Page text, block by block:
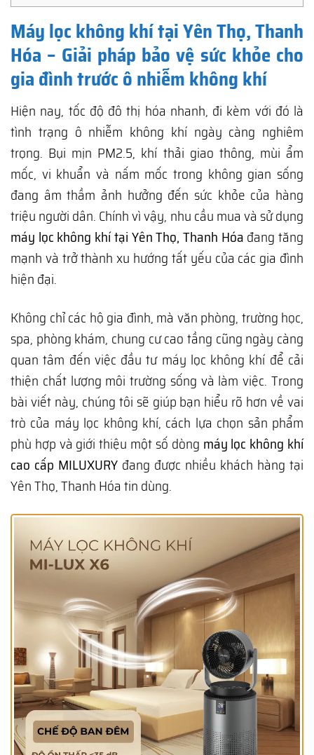
Máy lọc không khí tại Yên Thọ, Thanh
Hóa – Giải pháp bảo vệ sức khỏe cho
gia đình trước ô nhiễm không khí
Hiện nay, tốc độ đô thị hóa nhanh, đi kèm với đó là
tình trạng ô nhiễm không khí ngày càng nghiêm
trọng. Bụi mịn PM2.5, khí thải giao thông, mùi ẩm
mốc, vi khuẩn và nấm mốc trong không gian sống
đang âm thầm ảnh hưởng đến sức khỏe của hàng
triệu người dân. Chính vì vậy, nhu cầu mua và sử dụng
máy lọc không khí tại Yên Thọ, Thanh Hóa đang tăng
mạnh và trở thành xu hướng tất yếu của các gia đình
hiện đại.
Không chỉ các hộ gia đình, mà văn phòng, trường học,
spa, phòng khám, chung cư cao tầng cũng ngày càng
quan tâm đến việc đầu tư máy lọc không khí để cải
thiện chất lượng môi trường sống và làm việc. Trong
bài viết này, chúng tôi sẽ giúp bạn hiểu rõ hơn về vai
trò của máy lọc không khí, cách lựa chọn sản phẩm
phù hợp và giới thiệu một số dòng máy lọc không khí
cao cấp MILUXURY đang được nhiều khách hàng tại
Yên Thọ, Thanh Hóa tin dùng.